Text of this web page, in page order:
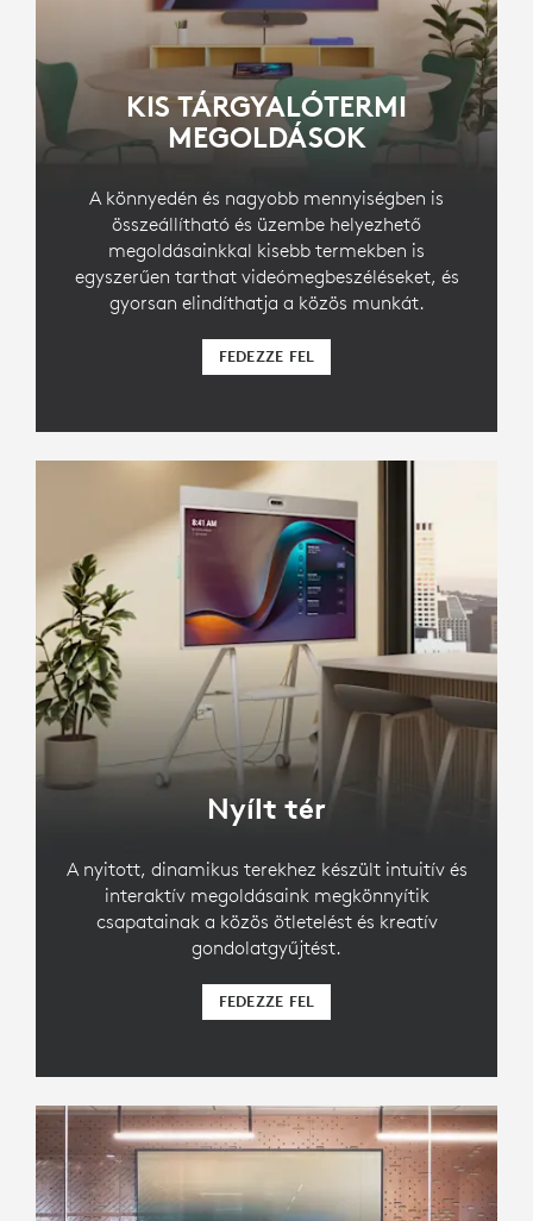
KIS TÁRGYALÓTERMI
MEGOLDÁSOK
A könnyedén és nagyobb mennyiségben is
összeállítható és üzembe helyezhető
megoldásainkkal kisebb termekben is
egyszerűen tarthat videómegbeszéléseket, és
gyorsan elindíthatja a közös munkát.
FEDEZZE FEL
Nyílt tér
A nyitott, dinamikus terekhez készült intuitív és
interaktív megoldásaink megkönnyítik
csapatainak a közös ötletelést és kreatív
gondolatgyűjtést.
FEDEZZE FEL